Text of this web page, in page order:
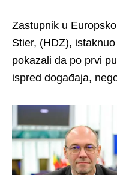
Zastupnik u
Stier, (HDZ),
pokazali da po prvi
ispred događaja,